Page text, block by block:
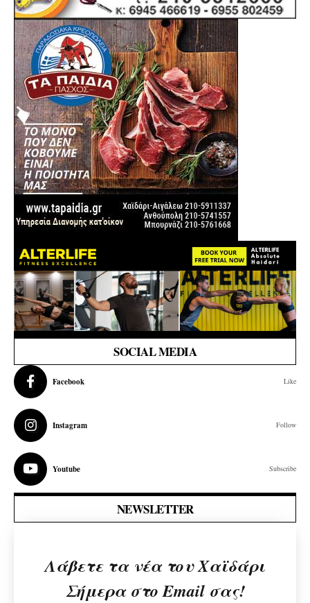
SOCIAL MEDIA
Facebook Like
Instagram Follow
Youtube Subscribe
NEWSLETTER
Λάβετε τα νέα του Χαϊδάρι
Σήμερα στο Email σας!